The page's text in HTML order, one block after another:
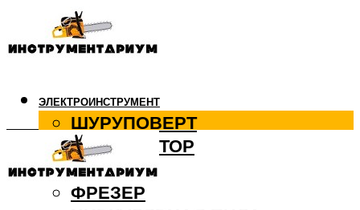
ЭЛЕКТРОИНСТРУМЕНТ
ШУРУПОВЕРТ
ПЕРФОРАТОР
ДРЕЛЬ
ФРЕЗЕР